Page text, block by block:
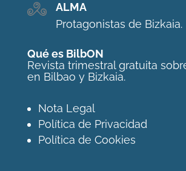
ALMA
Protagonistas de Bizkaia.
Qué es BilbON
Revista trimestral gratuita
en Bilbao y Bizkaia.
Nota Legal
Política de Privacidad
Política de Cookies